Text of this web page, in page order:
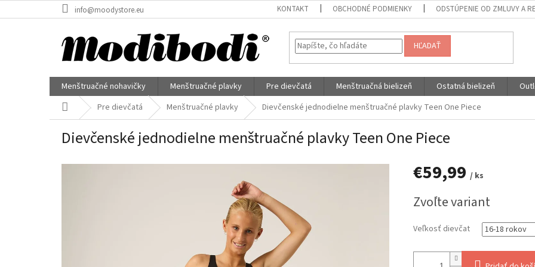
na
info@moodystore.eu KONTAKT OBCHODNÉ PODMIENKY ODSTÚPENIE OD ZMLUVY A
HĽADAŤ
Menštruačné nohavičky Menštruačné plavky Pre dievčatá Menštruačná bielizeň Ostatná bielizeň
DomovPre dievčatá Menštruačné plavky Dievčenské jednodielne menštruačné plavky Teen One Piece
Dievčenské jednodielne menštruačné plavky Teen One Piece
€59,99 / ks
cena:
Zvoľte variant
Veľkosť dievčat